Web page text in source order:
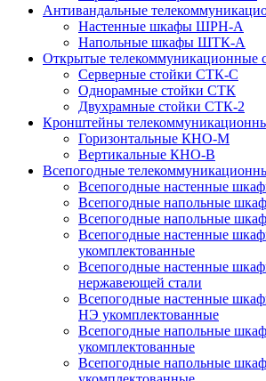
Антивандальные
Настенные шкафы ШРН-А
Напольные шкафы ШТК-А
Открытые телекоммуникационные
Серверные стойки СТК-С
Однорамные стойки СТК
Двухрамные стойки СТК-2
Кронштейны
Горизонтальные КНО-М
Вертикальные КНО-В
Всепогодные
Всепогодные настенные
Всепогодные напольные
Всепогодные напольные
Всепогодные настенные
укомплектованные
Всепогодные настенные
нержавеющей стали
Всепогодные настенные
НЭ укомплектованные
Всепогодные напольные
укомплектованные
Всепогодные напольные